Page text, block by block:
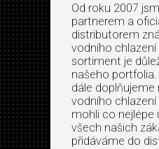
Od roku 2007
partnerem a
distributorem
vodního chlazení
sortiment je
našeho
dále doplňujeme
vodního
mohli co
všech našich
přidáváme do